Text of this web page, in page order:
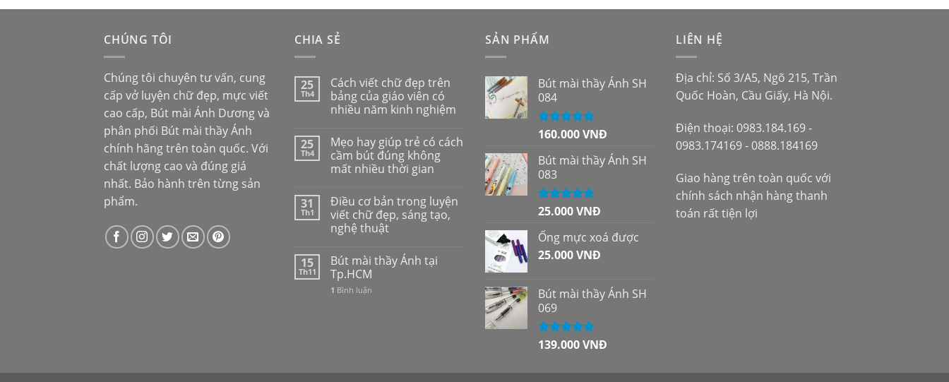
CHÚNG TÔI
Chúng tôi chuyên tư vấn, cung
cấp vở luyện chữ đẹp, mực viết
cao cấp, Bút mài Ánh Dươngvà
phân phối Bút mài thầy Ánh
chính hãng trên toàn quốc. Với
chất lượng cao và đúng giá
nhất. Bảo hành trên từng sản
phẩm.
CHIA SẺ
25
Th4
Cách viết chữ đẹp trên
bảng của giáo viên có
nhiều năm kinh nghiệm
25
Th4
Mẹo hay giúp trẻ có cách
cầm bút đúng không
mất nhiều thời gian
31
Th1
Điều cơ bản trong luyện
viết chữ đẹp, sáng tạo,
nghệ thuật
15
Th11
Bút mài thầy Ánh tại
Tp.HCM
1 Bình luận
SẢN PHẨM
Bút mài thầy Ánh SH
084
Được xếp
sao
160.000VNĐ
Bút mài thầy Ánh SH
083
Được xếp
sao
25.000VNĐ
Ống mực xoá được
25.000VNĐ
Bút mài thầy Ánh SH
069
Được xếp
139.000VNĐ
LIÊN HỆ
Địa chỉ: Số 3/A5, Ngõ 215, Trần
Quốc Hoàn, Cầu Giấy, Hà Nội.
Điện thoại: 0983.184.169 -
0983.174169 - 0888.184169
Giao hàng trên toàn quốc với
chính sách nhận hàng thanh
toán rất tiện lợi